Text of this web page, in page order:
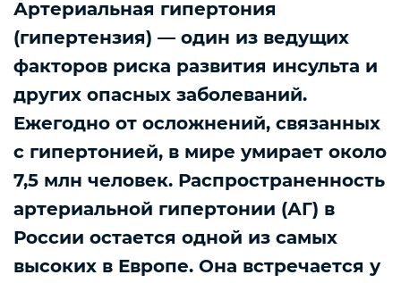
Артериальная гипертония
(гипертензия) — один из ведущих
факторов риска развития инсульта и
других опасных заболеваний.
Ежегодно от осложнений, связанных
с гипертонией, в мире умирает около
7,5 млн человек. Распространенность
артериальной гипертонии (АГ) в
России остается одной из самых
высоких в Европе. Она встречается у